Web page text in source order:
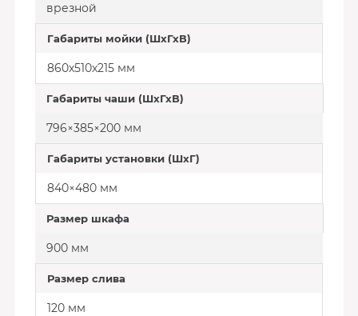
врезной
Габариты мойки (ШхГхВ)
860х510х215 мм
Габариты чаши (ШхГхВ)
796×385×200 мм
Габариты установки (ШхГ)
840×480 мм
Размер шкафа
900 мм
Размер слива
120 мм